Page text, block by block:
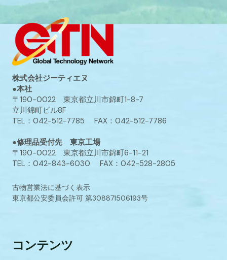
株式会社ジーティエヌ
●本社
〒190-0022 東京都立川市錦町1-8-7
立川錦町ビル8F
TEL：042-512-7785 FAX：042-512-7786
●修理品受付先 東京工場
〒190-0022 東京都立川市錦町6-11-21
TEL：042-843-6030 FAX：042-528-2805
古物営業法に基づく表示
東京都公安委員会許可 第308871506193号
コンテンツ